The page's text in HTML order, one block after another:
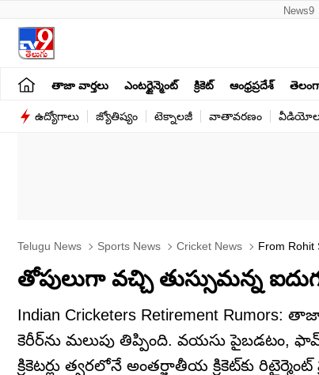
News9
తాజా వార్తలు ఎంటర్టైన్మెంట్ క్రికెట్ ఆంధ్రప్రదేశ్
ఉద్యోగాలు జ్యోతిష్యం టెక్నాలజీ వాతావరణం
Telugu News Sports News Cricket News From Rohit
తోపులుగా వచ్చి తుస్సుమన్న
Indian Cricketers Retirement
కెరీర్‌ను మలుపు తిప్పింది. వయసు పైబడటం,
క్రికెటర్లు త్వరలోనే అంతర్జాతీయ క్రికెట్‌కు